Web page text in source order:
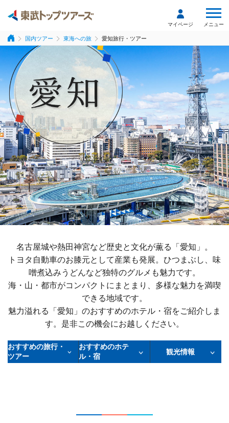
マイページ メニュー
国内ツアー 東海への旅 愛知旅行・ツアー
名古屋城や熱田神宮など歴史と文化が薫る「愛知」。
トヨタ自動車のお膝元として産業も発展。ひつまぶし、味
噌煮込みうどんなど独特のグルメも魅力です。
海・山・都市がコンパクトにまとまり、多様な魅力を満喫
できる地域です。
魅力溢れる「愛知」のおすすめのホテル・宿をご紹介しま
す。是非この機会にお越しください。
おすすめの旅行・
ツアー
おすすめのホテ
ル・宿
観光情報